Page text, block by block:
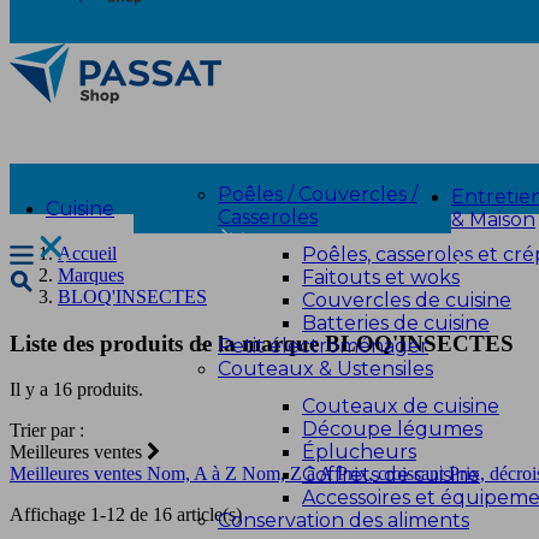
Cuisine
Poêles / Couvercles /
Casseroles
Poêles, casseroles et
Faitouts et woks
Couvercles de cuisine
Batteries de cuisine
Petit électroménager
Couteaux & Ustensiles
Couteaux de cuisine
Découpe légumes
Éplucheurs
Coffrets de cuisine
Accessoires et
Conservation des aliments
& Maison
Accueil
Marques
BLOQ'INSECTES
Liste des produits de la marque BLOQ'INSECTES
Il y a 16 produits.
Trier par :
Meilleures ventes
Meilleures ventes Nom, A à Z Nom, Z à APrix, croissantPrix,
Affichage 1-12 de 16 article(s)